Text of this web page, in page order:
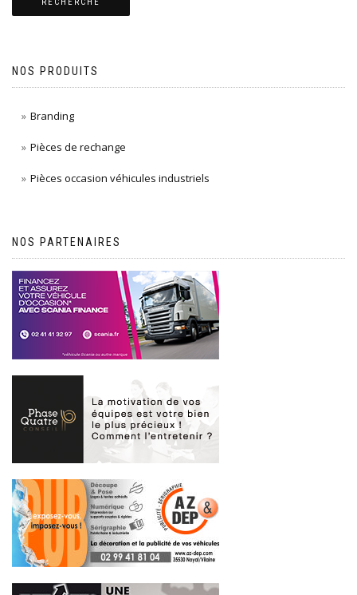
NOS PRODUITS
Branding
Pièces de rechange
Pièces occasion véhicules industriels
NOS PARTENAIRES